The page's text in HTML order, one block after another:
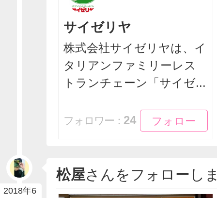
サイゼリヤ
株式会社サイゼリヤは、イ
タリアンファミリーレス
トランチェーン「サイゼ...
フォロー
フォロー
フォロワー： 24
2018年6
松屋さんをフォローし